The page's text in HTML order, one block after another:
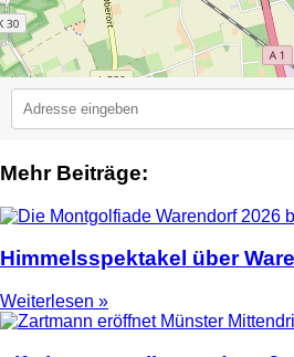
Mehr Beiträge:
Himmelsspektakel über
Weiterlesen »